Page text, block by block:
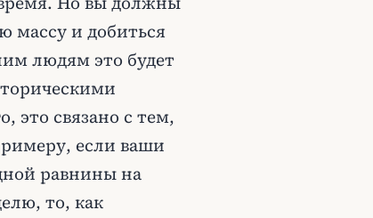
массу и добиться
людям это будет
это связано с тем,
если ваши
равнины на
то, как